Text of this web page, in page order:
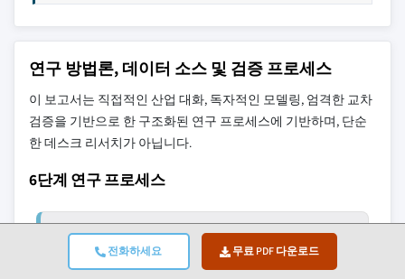
전화하세요 무료 PDF 다운로드
연구 방법론, 데이터 소스 및 검증 프로세스
이 보고서는 직접적인 산업 대화, 독자적인 모델링, 엄격한 교차
검증을 기반으로 한 구조화된 연구 프로세스에 기반하며, 단순
한 데스크 리서치가 아닙니다.
6단계 연구 프로세스
1. 연구 설계 및 애널리스트 감독
GMI에서 우리의 연구 방법론은 인간 전문 지식, 엄격